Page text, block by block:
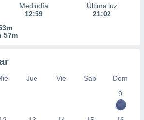
Mediodía
12:59
Última luz
21:02
57m
Jue Vie Sáb
Dom
9